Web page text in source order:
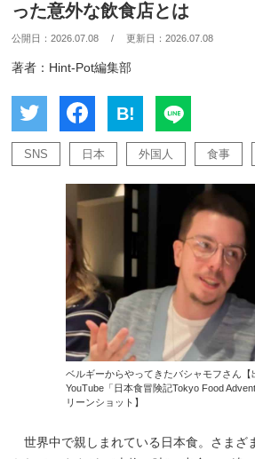
った意外な飲食店とは
公開日：2026.07.08 / 更新日：2026.07.08
著者：Hint-Pot編集部
B!
SNS 日本 外国人 食事
ベルギーからやってきたバシャモフさん【
YouTube「日本食冒険記Tokyo Food
リーンショット】
世界中で親しまれている日本食。さまざ